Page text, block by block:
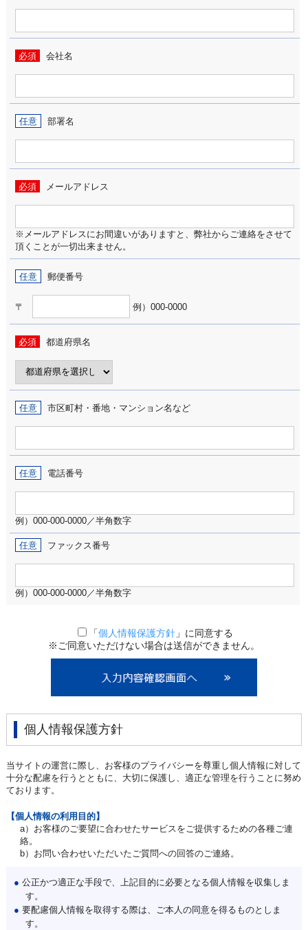
必須 会社名
任意 部署名
必須 メールアドレス
※メールアドレスにお間違いがありますと、弊社からご連絡をさせて
頂くことが一切出来ません。
任意 郵便番号
〒 例）000-0000
必須 都道府県名
任意 市区町村・番地・マンション名など
任意 電話番号
例）000-000-0000／半角数字
任意 ファックス番号
例）000-000-0000／半角数字
「個人情報保護方針 」に同意する
※ご同意いただけない場合は送信ができません。
個人情報保護方針
当サイトの運営に際し、お客様のプライバシーを尊重し個人情報に対して
十分な配慮を行うとともに、大切に保護し、適正な管理を行うことに努め
ております。
【個人情報の利用目的】
a）お客様のご要望に合わせたサービスをご提供するための各種ご連
絡。
b）お問い合わせいただいたご質問への回答のご連絡。
● 公正かつ適正な手段で、上記目的に必要となる個人情報を収集しま
す。
● 要配慮個人情報を取得する際は、ご本人の同意を得るものとしま
す。